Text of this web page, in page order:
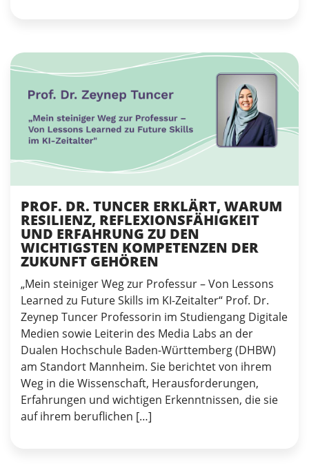
PROF. DR. TUNCER ERKLÄRT, WARUM
RESILIENZ, REFLEXIONSFÄHIGKEIT
UND ERFAHRUNG ZU DEN
WICHTIGSTEN KOMPETENZEN DER
ZUKUNFT GEHÖREN
„Mein steiniger Weg zur Professur – Von Lessons
Learned zu Future Skills im KI-Zeitalter“ Prof. Dr.
Zeynep Tuncer Professorin im Studiengang Digitale
Medien sowie Leiterin des Media Labs an der
Dualen Hochschule Baden-Württemberg (DHBW)
am Standort Mannheim. Sie berichtet von ihrem
Weg in die Wissenschaft, Herausforderungen,
Erfahrungen und wichtigen Erkenntnissen, die sie
auf ihrem beruflichen […]